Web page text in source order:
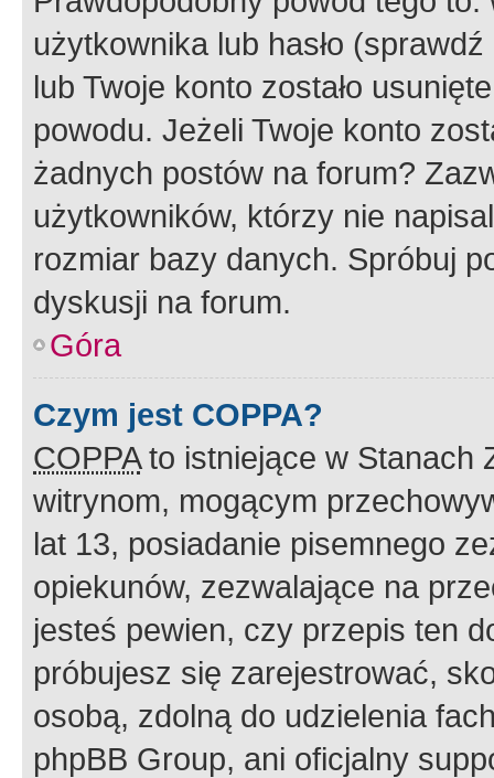
użytkownika lub hasło
lub Twoje konto zostało
powodu. Jeżeli Twoje konto
żadnych postów na forum?
użytkowników, którzy nie
rozmiar bazy danych. Spróbuj
dyskusji na forum.
Góra
Czym jest COPPA?
COPPAto istniejące w Stanach
witrynom, mogącym
lat 13, posiadanie pisemnego
opiekunów, zezwalające na
jesteś pewien, czy przepis ten
próbujesz się zarejestrować,
osobą, zdolną do udzielenia
phpBB Group, ani oficjalny